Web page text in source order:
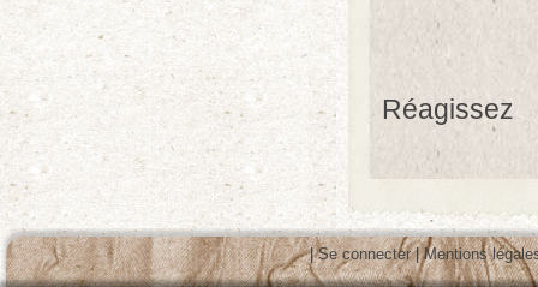
Réagissez
|Se connecter|Mentions